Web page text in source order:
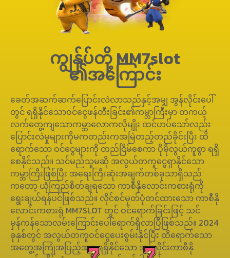
ကျွန်ုပ်တို့ MM7slot
၏အကြောင်း
ခေတ်အဆက်ဆက်ပြောင်းလဲလာသည်နှင့်အမျှ အွန်လိုင်းပေါ်
တွင် ရရှိနိုင်သောဝင်ငွေဖန်တီးခြင်း၏ကမ္ဘာကြီးမှာ တကယ့်
လက်တွေ့ကျသောကမ္ဘာလောကလိုမျိုး ထင်ဟပ်သော်လည်း
ပြောင်းလဲမှုများကိုမကတည်းကအမြဲတည့်တည်ခိုင်းပြီး ထိ
ရောက်သော ဝင်ငွေများကို တည်ငြိမ်စေကာ ပိုမိုလွယ်ကူစွာ ရရှိ
စေနိုင်သည်။ သင်မည်သူမဆို အလွယ်တကူငွေရှာနိုင်သော
ကမ္ဘာကြီးဖြစ်ပြီး အရေးကြီးဆုံးအချက်တစ်ခုသာရှိသည်
ကတော့ ယုံကြည်စိတ်ချရသော ကာစီနိုလောင်းကစားရုံကို
ရွေးချယ်ရန်ပင်ဖြစ်သည်။ လိုင်စင်မှတ်ပုံတင်ထားသော ကာစီနို
လောင်းကစားရုံ MM7SLOT တွင် ဝင်ရောက်ခြင်းဖြင့် သင်
မှန်ကန်သောလမ်းကြောင်းပေါ်ရောက်ရှိလာပြီဖြစ်သည်။ 2024
ခုနှစ်တွင် အလွယ်တကူဝင်ငွေပေးစွမ်းနိုင်ပြီး ထိရောက်သော
အတွေ့အကြုံအပြည့်အဝ ရရှိနိုင်သော အွန်လိုင်းကာစီနို